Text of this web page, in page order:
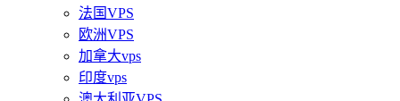
法国VPS
欧洲VPS
加拿大vps
印度vps